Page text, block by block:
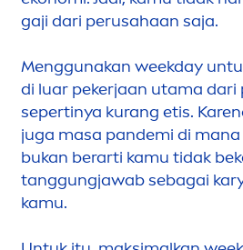
gaji dari perusahaan saja.
Menggunakan weekday
di luar pekerjaan utama dari
sepertinya kurang etis.
juga masa pandemi di
bukan berarti kamu tidak
tanggungjawab sebagai
kamu.